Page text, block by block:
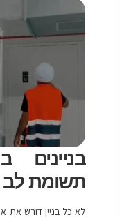
בניינים
תשומת לב
לא כל בניין דורש את